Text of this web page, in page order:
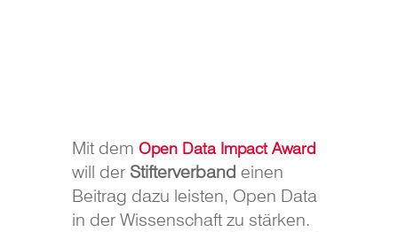
Mit dem Open Data Impact Award
will der Stifterverband einen
Beitrag dazu leisten, Open Data
in der Wissenschaft zu stärken.